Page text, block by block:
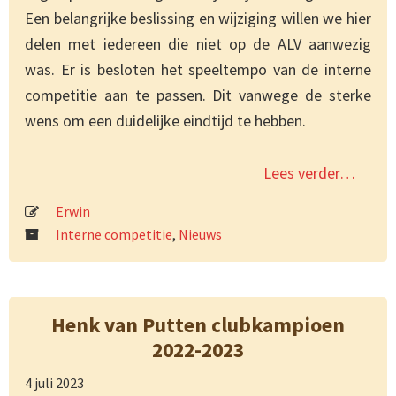
Een belangrijke beslissing en wijziging willen we hier
delen met iedereen die niet op de ALV aanwezig
was. Er is besloten het speeltempo van de interne
competitie aan te passen. Dit vanwege de sterke
wens om een duidelijke eindtijd te hebben.
Lees verder…
Erwin
Interne competitie, Nieuws
Henk van Putten clubkampioen
2022-2023
4 juli 2023